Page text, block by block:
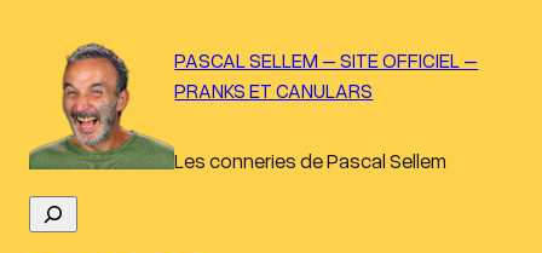
contenu
PASCAL SELLEM – SITE OFFICIEL –
PRANKS ET CANULARS
Les conneries de Pascal Sellem
e